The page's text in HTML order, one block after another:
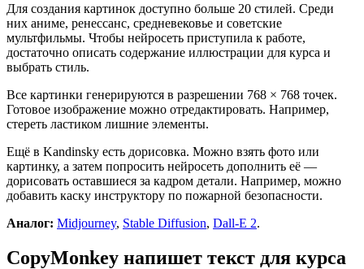
Для создания картинок доступно больше 20 стилей. Среди
них аниме, ренессанс, средневековье и советские
мультфильмы. Чтобы нейросеть приступила к работе,
достаточно описать содержание иллюстрации для курса и
выбрать стиль.
Все картинки генерируются в разрешении 768 × 768 точек.
Готовое изображение можно отредактировать. Например,
стереть ластиком лишние элементы.
Ещё в Kandinsky есть дорисовка. Можно взять фото или
картинку, а затем попросить нейросеть дополнить её —
дорисовать оставшиеся за кадром детали. Например, можно
добавить каску инструктору по пожарной безопасности.
Аналог: Midjourney, Stable Diffusion, Dall-E 2.
CopyMonkey напишет текст для курса